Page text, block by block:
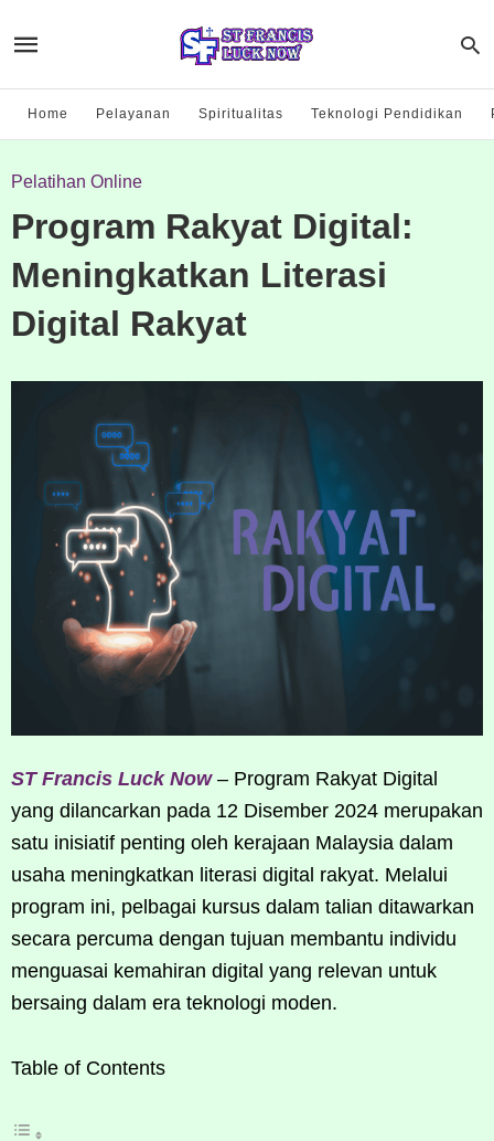
Home Pelayanan Spiritualitas Teknologi Pendidikan
Pelatihan Online
Program Rakyat Digital:
Meningkatkan Literasi
Digital Rakyat
ST Francis Luck Now– Program Rakyat Digital
yang dilancarkan pada 12 Disember 2024 merupakan
satu inisiatif penting oleh kerajaan Malaysia dalam
usaha meningkatkan literasi digital rakyat. Melalui
program ini, pelbagai kursus dalam talian ditawarkan
secara percuma dengan tujuan membantu individu
menguasai kemahiran digital yang relevan untuk
bersaing dalam era teknologi moden.
Table of Contents